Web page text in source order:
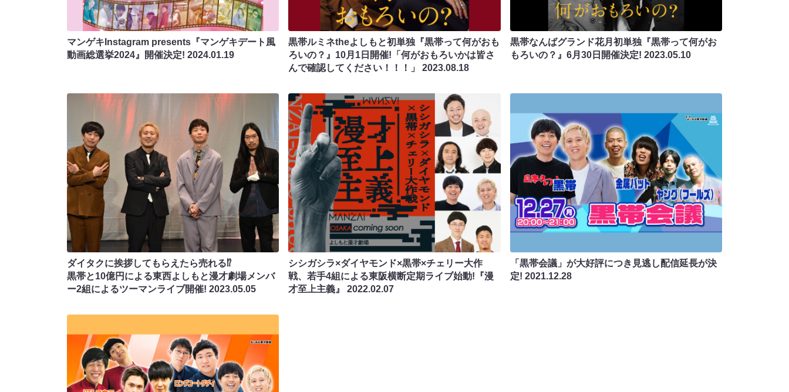
マンゲキInstagram presents『マンゲキデート風
動画総選挙2024』開催決定! 2024.01.19
黒帯ルミネtheよしもと初単独『黒帯って何がおも
ろいの？』10月1日開催!「何がおもろいかは皆さ
んで確認してください！！！」2023.08.18
黒帯なんばグランド花月初単独『黒帯って何がお
もろいの？』6月30日開催決定! 2023.05.10
ダイタクに挨拶してもらえたら売れる⁉
黒帯と10億円による東西よしもと漫才劇場メンバ
ー2組によるツーマンライブ開催! 2023.05.05
シシガシラ×ダイヤモンド×黒帯×チェリー大作
戦、若手4組による東阪横断定期ライブ始動!『漫
才至上主義』2022.02.07
「黒帯会議」が大好評につき見逃し配信延長が決
定! 2021.12.28